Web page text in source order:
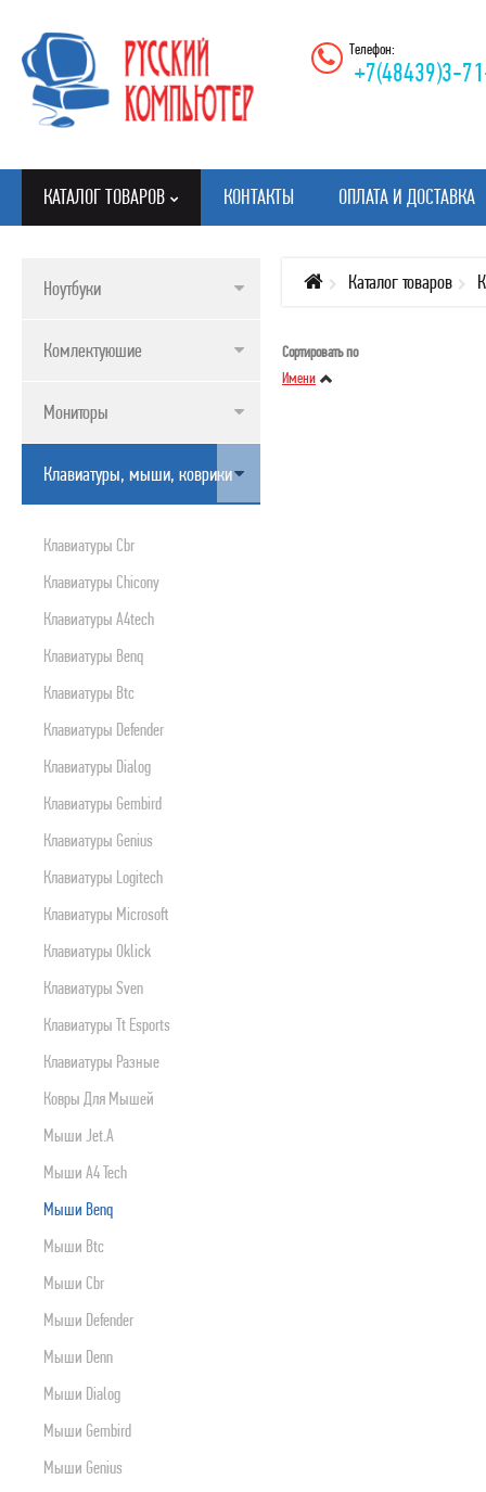
Телефон:
+7(48439)3-
КАТАЛОГ ТОВАРОВ
КАТАЛОГ ТОВАРОВ
КОМЛЕКТУЮШИЕ
МОНИТОРЫ
КЛАВИАТУРЫ, МЫШИ, КОВРИКИ
ПРИНТЕРЫ, СКАНЕРЫ, МФУ, ПЛАНШЕТЫ
БЛОКИ БЕСПЕРЕБОЙНОГО ПИТАНИЯ
МУЛЬТИМЕДИА
РАСХОДНИКИ
ОРГТЕХНИКА
СЕТЕВОЕ ОБОРУДОВАНИЕ
СЕТЕВЫЕ И ИНТЕРФЕЙСНЫЕ ШНУРЫ
БЫТОВАЯ И КЛИМАТИЧЕСКАЯ ТЕХНИКА
TV, ПЛЕЕРЫ, ДОМАШНИЕ КИНОТЕАТРЫ И Т.Д.
ВНЕШНИЕ НАКОПИТЕЛИ
ПРОДУКТЫ APPLE
КОНТАКТЫ ОПЛАТА И ДОСТАВКА
Ноутбуки
Комлектуюшие
Мониторы
Клавиатуры, мыши, коврики
Клавиатуры Cbr
Клавиатуры Chicony
Клавиатуры A4tech
Клавиатуры Benq
Клавиатуры Btc
Клавиатуры Defender
Клавиатуры Dialog
Клавиатуры Gembird
Клавиатуры Genius
Клавиатуры Logitech
Клавиатуры Microsoft
Клавиатуры Oklick
Клавиатуры Sven
Клавиатуры Tt Esports
Клавиатуры Разные
Ковры Для Мышей
Мыши Jet.a
Мыши A4 Tech
Мыши Benq
Мыши Btc
Мыши Cbr
Мыши Defender
Мыши Denn
Мыши Dialog
Мыши Gembird
Мыши Genius
Каталог товаров
Сортировать по
Имени